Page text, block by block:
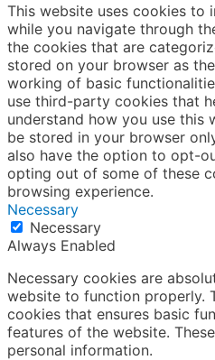
This website uses cookies to
while you navigate through
the cookies that are
stored on your browser as
working of basic
use third-party cookies that
understand how you use this
be stored in your browser
also have the option to opt-
opting out of some of these
browsing experience.
Necessary
Necessary
Always Enabled
Necessary cookies are
website to function properly.
cookies that ensures basic
features of the website.
personal information.